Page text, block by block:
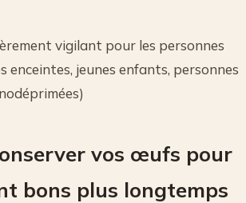
vigilant pour les personnes
enceintes, jeunes enfants, personnes
vos œufs pour
bons plus longtemps